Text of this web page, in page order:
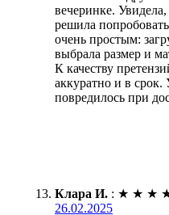
вечеринке.
решила
очень простым:
выбрала размер и
К качеству
аккуратно и в срок.
повредилось при
Клара И. : ★ ★ ★
26.02.2025